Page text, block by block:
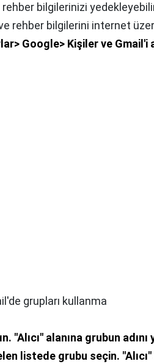
rehber bilgilerinizi
ve rehber bilgilerini internet
Google> Kişiler ve Gmail'i
grupları kullanma
"Alıcı" alanına grubun
listede grubu seçin.